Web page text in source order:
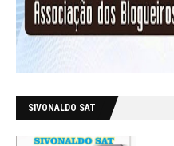
SIVONALDO SAT